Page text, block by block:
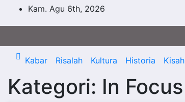
Kam. Agu 6th, 2026
Kabar Risalah Kultura Historia Kisah
Kategori: In Focus